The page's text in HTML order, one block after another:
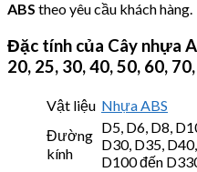
ABS theo yêu cầu khách hàng.
Đặc tính của Cây nhựa
20, 25, 30, 40, 50, 60,
Vật liệu Nhựa ABS
Đường
kính
D5, D6, D8,
D30, D35,
D100 đến